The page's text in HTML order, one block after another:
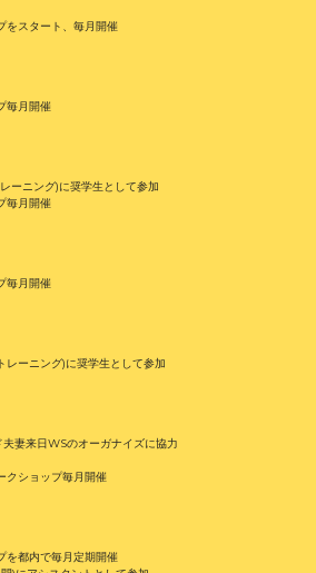
をスタート、毎月開催
毎月開催
ーニング)に奨学生として参加
毎月開催
毎月開催
レーニング)に奨学生として参加
妻来日WSのオーガナイズに協力
クショップ毎月開催
を都内で毎月定期開催